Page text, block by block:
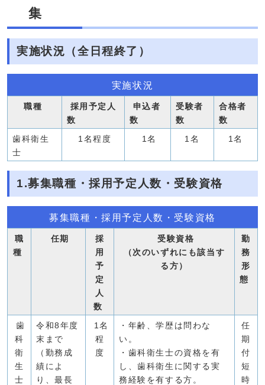
集
実施状況（全日程終了）
実施状況
職種
採用予定人
数
申込者
数
受験者
数
合格者
数
歯科衛生
士
1名程度 1名 1名 1名
1.募集職種・採用予定人数・受験資格
募集職種・採用予定人数・受験資格
職
種
任期
採
用
予
定
人
数
受験資格
（次のいずれにも該当す
る方）
勤
務
形
態
歯
科
衛
生
士
令和8年度
末まで
（勤務成
績によ
り、最長
1名
程
度
・年齢、学歴は問わな
い。
・歯科衛生士の資格を有
し、歯科衛生に関する実
務経験を有する方。
任
期
付
短
時